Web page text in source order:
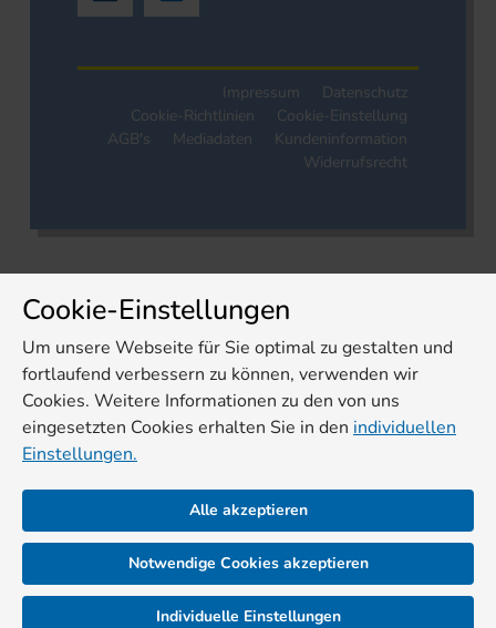
Impressum
Datenschutz
Cookie-Richtlinien
Cookie-Einstellung
AGB's
Mediadaten
Kundeninformation
Widerrufsrecht
Cookie-Einstellungen
Um unsere Webseite für Sie optimal zu gestalten und
fortlaufend verbessern zu können, verwenden wir
Cookies. Weitere Informationen zu den von uns
eingesetzten Cookies erhalten Sie in den individuellen
Einstellungen.
Alle akzeptieren
Notwendige Cookies akzeptieren
Individuelle Einstellungen